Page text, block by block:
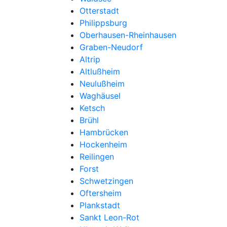
Otterstadt
Philippsburg
Oberhausen-Rheinhausen
Graben-Neudorf
Altrip
Altlußheim
Neulußheim
Waghäusel
Ketsch
Brühl
Hambrücken
Hockenheim
Reilingen
Forst
Schwetzingen
Oftersheim
Plankstadt
Sankt Leon-Rot